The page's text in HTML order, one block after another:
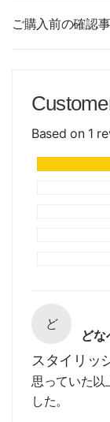
ご購入前の確認
Based on 1
ど
ど
スタイリッ
思っていた
した。